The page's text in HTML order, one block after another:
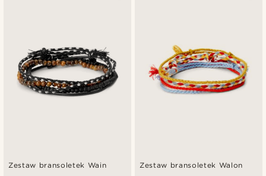
Najwyższa cena
Zestaw bransoletek Wain Zestaw bransoletek Walon